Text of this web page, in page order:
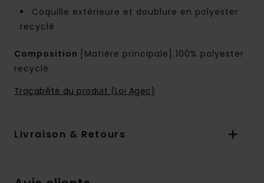
Coquille extérieure et doublure en polyester
recyclé
Composition
[Matière principale] 100% polyester
recyclé
Traçabilité du produit (Loi Agec)
Livraison & Retours